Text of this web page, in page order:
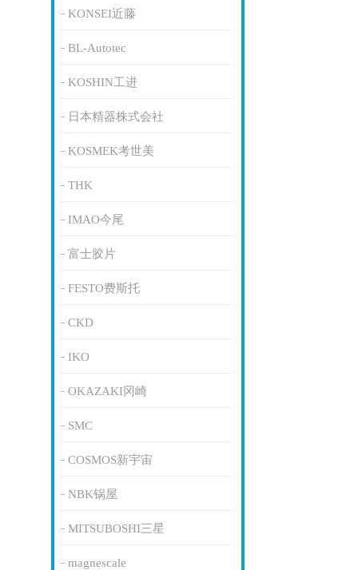
KONSEI近藤
BL-Autotec
KOSHIN工进
日本精器株式会社
KOSMEK考世美
THK
IMAO今尾
富士胶片
FESTO费斯托
CKD
IKO
OKAZAKI冈崎
SMC
COSMOS新宇宙
NBK锅屋
MITSUBOSHI三星
magnescale